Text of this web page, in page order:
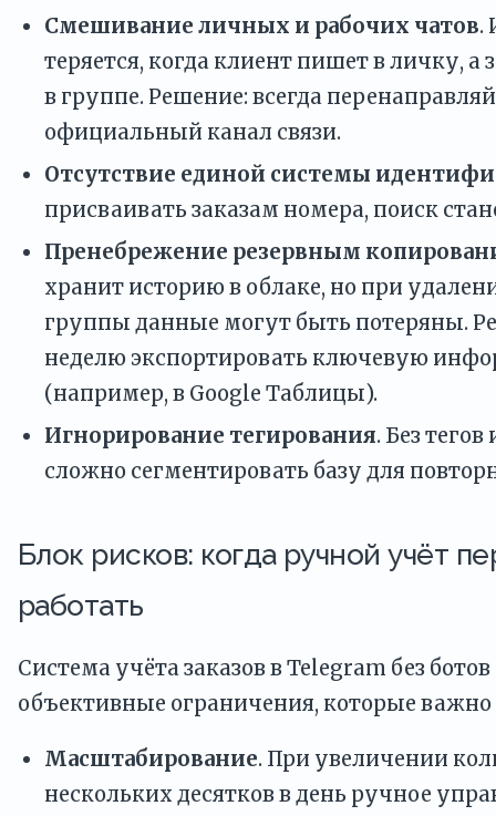
Смешивание личных и рабочих чатов.
теряется, когда клиент пишет в личку, а
в группе. Решение: всегда
официальный канал связи.
Отсутствие единой системы
присваивать заказам номера, поиск
Пренебрежение резервным
хранит историю в облаке, но при
группы данные могут быть потеряны.
неделю экспортировать ключевую
(например, в Google Таблицы).
Игнорирование тегирования. Без
сложно сегментировать базу для
Блок рисков: когда ручной учёт
работать
Система учёта заказов в Telegram без
объективные ограничения, которые
Масштабирование. При увеличении
нескольких десятков в день ручное